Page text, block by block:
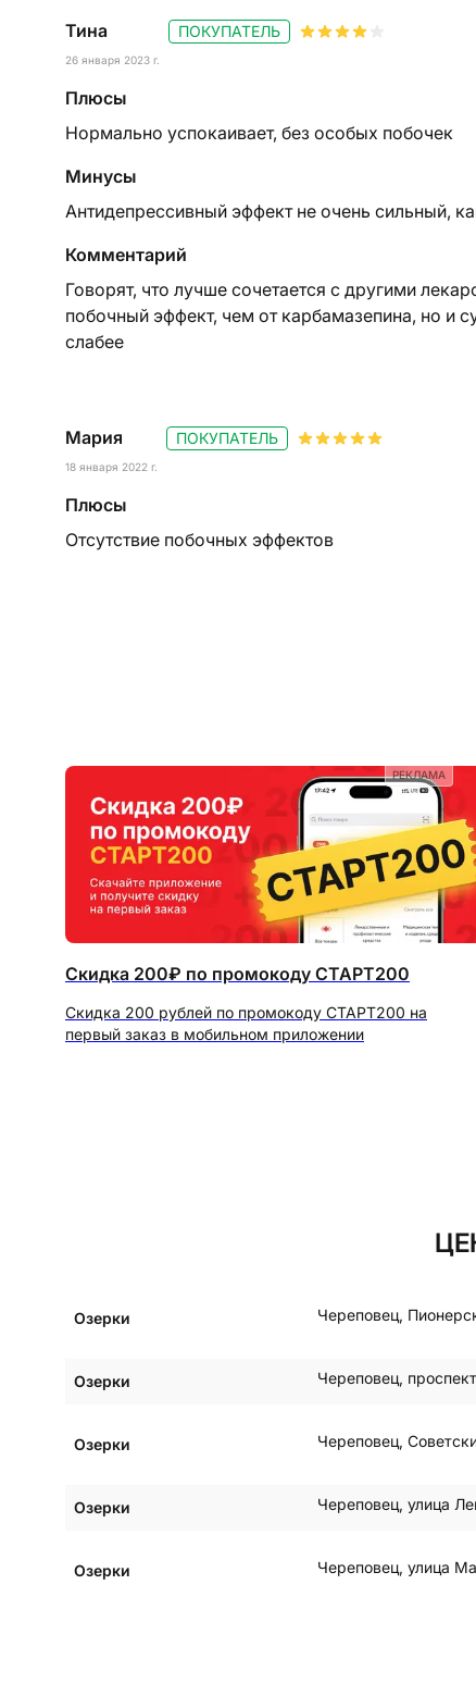
Тина
26 января 2023 г.
ПОКУПАТЕЛЬ
Плюсы
Нормально успокаивает, без особых побочек
Минусы
Антидепрессивный эффект не очень сильный,
Комментарий
Говорят, что лучше сочетается с другими
побочный эффект, чем от карбамазепина, но и
слабее
Мария
18 января 2022 г.
ПОКУПАТЕЛЬ
Плюсы
Отсутствие побочных эффектов
Скидка 200₽ по промокоду СТАРТ200
Скидка 200 рублей по промокоду СТАРТ200 на
первый заказ в мобильном приложении
РЕКЛАМА
Озерки Череповец,
Озерки Череповец,
Озерки Череповец,
Озерки Череповец, улица
Озерки Череповец, улица